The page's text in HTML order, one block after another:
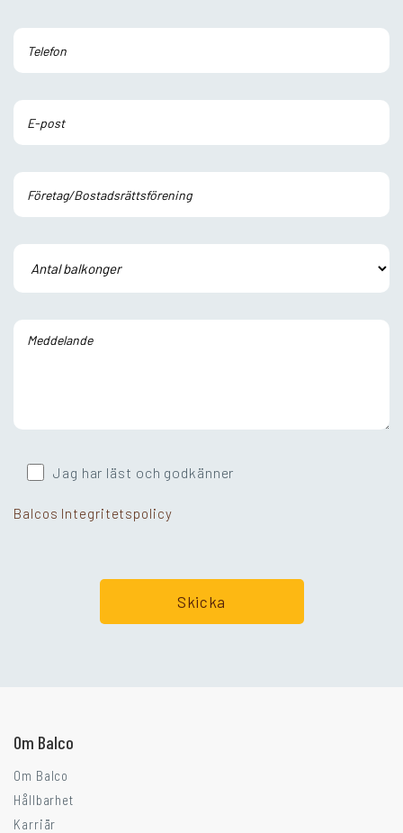
detta
fält
Jag har läst och godkänner
Balcos Integritetspolicy
Om Balco
Om Balco
Hållbarhet
Karriär